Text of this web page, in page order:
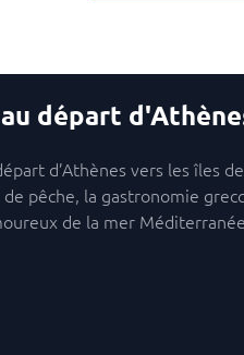
départ
d’Athènes vers les îles
pêche, la gastronomie
de la mer